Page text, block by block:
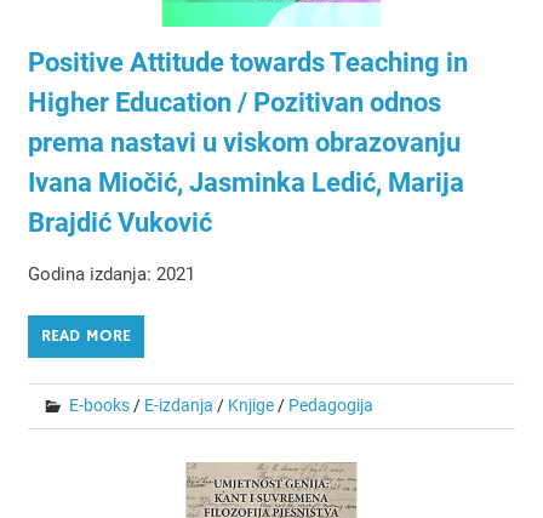
Positive Attitude towards Teaching in
Higher Education / Pozitivan odnos
prema nastavi u viskom obrazovanju
Ivana Miočić, Jasminka Ledić, Marija
Brajdić Vuković
Godina izdanja: 2021
READ MORE
E-books/ E-izdanja / Knjige/ Pedagogija